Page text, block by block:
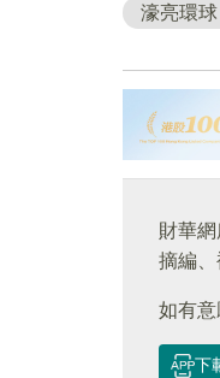
濠亮環球
財華
摘編、
如有
下